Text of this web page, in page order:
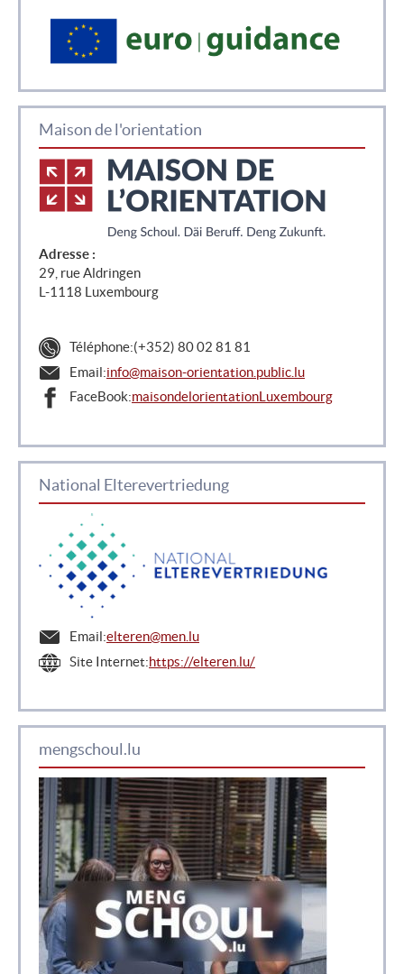
Maison de l'orientation
Adresse :
29, rue Aldringen
L-1118 Luxembourg
Téléphone:(+352) 80 02 81 81
Email:info@maison-orientation.public.lu
FaceBook:maisondelorientationLuxembourg
National Elterevertriedung
Email:elteren@men.lu
Site Internet:https://elteren.lu/
mengschoul.lu